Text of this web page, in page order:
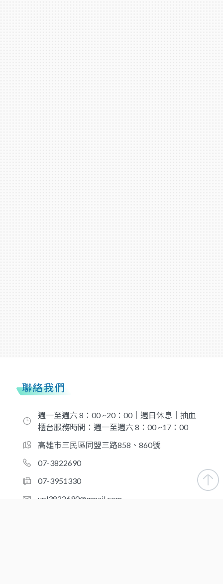
聯絡我們
週一至週六 8：00 ~20：00｜週日休息｜抽血
櫃台服務時間：週一至週六 8：00 ~17：00
高雄市三民區同盟三路858、860號
07-3822690
07-3951330
upl3822690@gmail.com